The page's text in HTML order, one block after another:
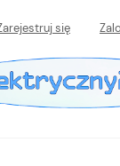
się